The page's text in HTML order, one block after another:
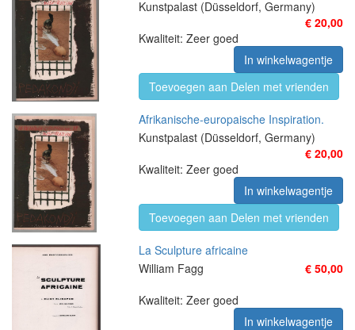
Kunstpalast (Düsseldorf, Germany)
€ 20,00
Kwaliteit: Zeer goed
In winkelwagentje
Toevoegen aan Delen met vrienden
Afrikanische-europaische Inspiration.
Kunstpalast (Düsseldorf, Germany)
€ 20,00
Kwaliteit: Zeer goed
In winkelwagentje
Toevoegen aan Delen met vrienden
La Sculpture africaine
William Fagg
€ 50,00
Kwaliteit: Zeer goed
In winkelwagentje